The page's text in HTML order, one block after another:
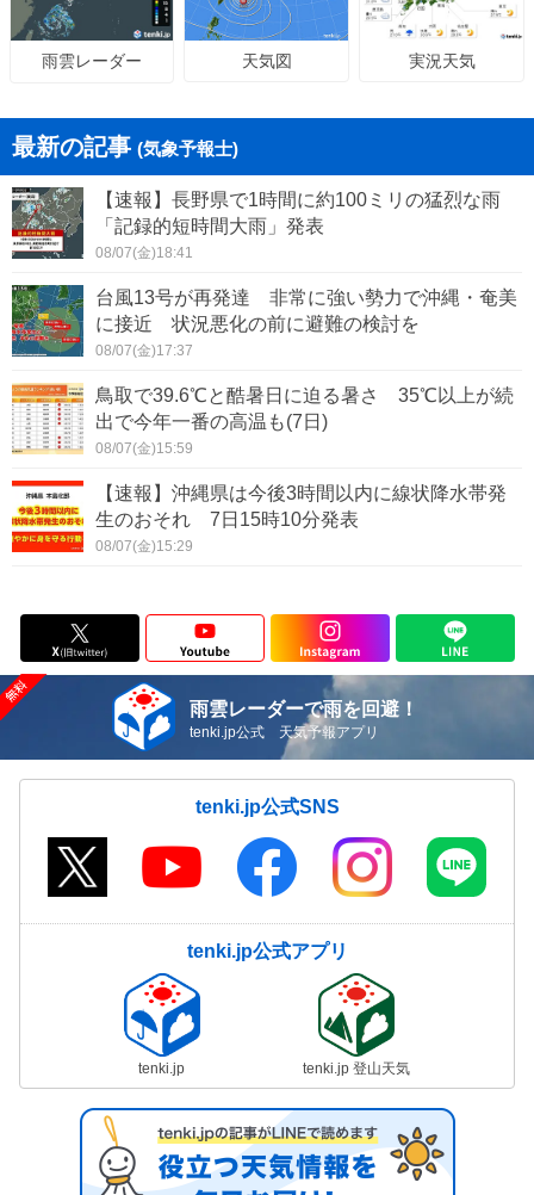
雨雲レーダー 天気図 実況天気
最新の記事 (気象予報士)
【速報】長野県で1時間に約100ミリの猛烈な雨
「記録的短時間大雨」発表
08/07(金)18:41
台風13号が再発達 非常に強い勢力で沖縄・奄美
に接近 状況悪化の前に避難の検討を
08/07(金)17:37
鳥取で39.6℃と酷暑日に迫る暑さ 35℃以上が続
出で今年一番の高温も(7日)
08/07(金)15:59
【速報】沖縄県は今後3時間以内に線状降水帯発
生のおそれ 7日15時10分発表
08/07(金)15:29
雨雲レーダーで雨を回避！
tenki.jp公式 天気予報アプリ
tenki.jp公式SNS
tenki.jp公式アプリ
tenki.jp tenki.jp 登山天気